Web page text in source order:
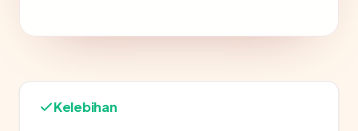
Kelebihan